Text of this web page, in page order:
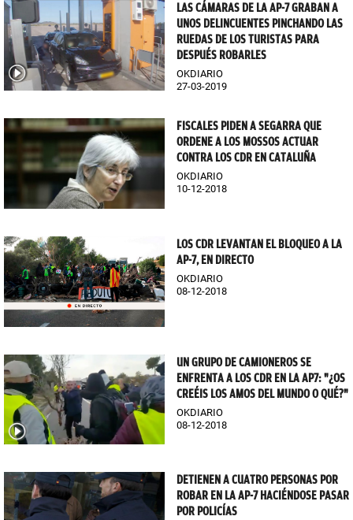
LAS CÁMARAS DE LA AP-7 GRABAN A
UNOS DELINCUENTES PINCHANDO LAS
RUEDAS DE LOS TURISTAS PARA
DESPUÉS ROBARLES
OKDIARIO
27-03-2019
FISCALES PIDEN A SEGARRA QUE
ORDENE A LOS MOSSOS ACTUAR
CONTRA LOS CDR EN CATALUÑA
OKDIARIO
10-12-2018
LOS CDR LEVANTAN EL BLOQUEO A LA
AP-7, EN DIRECTO
OKDIARIO
08-12-2018
UN GRUPO DE CAMIONEROS SE
ENFRENTA A LOS CDR EN LA AP7: "¿OS
CREÉIS LOS AMOS DEL MUNDO O QUÉ?"
OKDIARIO
08-12-2018
DETIENEN A CUATRO PERSONAS POR
ROBAR EN LA AP-7 HACIÉNDOSE PASAR
POR POLICÍAS